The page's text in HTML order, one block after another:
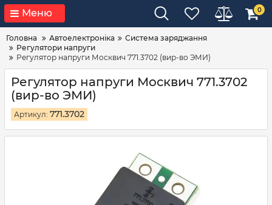
Меню 0
Головна Автоелектроніка
Система заряджання
Регулятори напруги
Регулятор напруги Москвич 771.3702 (вир-во ЭМИ)
Регулятор напруги Москвич 771.3702
(вир-во ЭМИ)
Артикул: 771.3702